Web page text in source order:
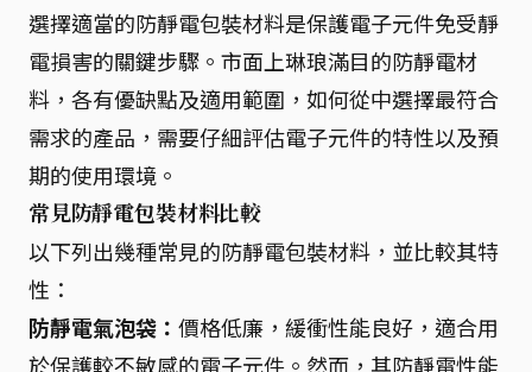
選擇適當的防靜電包裝材料是保護電子元件免受靜
電損害的關鍵步驟。市面上琳琅滿目的防靜電材
料，各有優缺點及適用範圍，如何從中選擇最符合
需求的產品，需要仔細評估電子元件的特性以及預
期的使用環境。
常見防靜電包裝材料比較
以下列出幾種常見的防靜電包裝材料，並比較其特
性：
防靜電氣泡袋： 價格低廉，緩衝性能良好，適合用
於保護較不敏感的電子元件。然而，其防靜電性能